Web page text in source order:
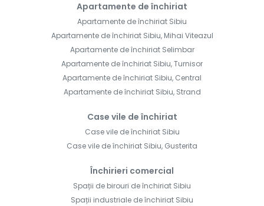
Apartamente de închiriat
Apartamente de închiriat Sibiu
Apartamente de închiriat Sibiu, Mihai Viteazul
Apartamente de închiriat Selimbar
Apartamente de închiriat Sibiu, Turnisor
Apartamente de închiriat Sibiu, Central
Apartamente de închiriat Sibiu, Strand
Case vile de închiriat
Case vile de închiriat Sibiu
Case vile de închiriat Sibiu, Gusterita
Închirieri comercial
Spații de birouri de închiriat Sibiu
Spații industriale de închiriat Sibiu